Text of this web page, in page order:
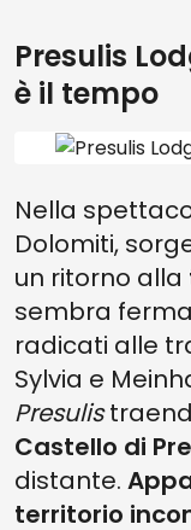
Presulis
è il tempo
Nella
Dolomiti,
un ritorno alla
sembra
radicati alle
Sylvia e
Presulis
Castello di
distante.
territorio